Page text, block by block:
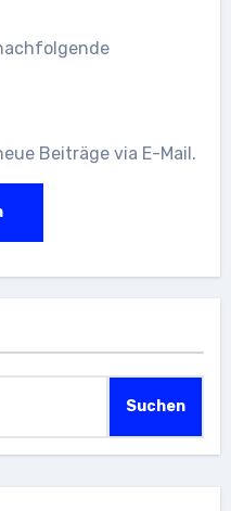
Beiträge via E-Mail.
Suchen